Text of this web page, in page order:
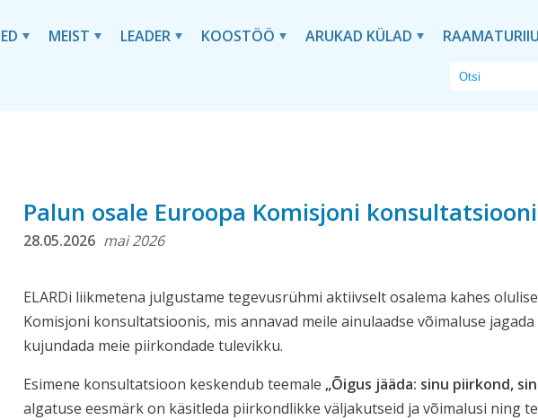
MEIST LEADER KOOSTÖÖ ARUKAD KÜLAD
Palun osale Euroopa Komisjoni
28.05.2026 mai 2026
ELARDi liikmetena julgustame tegevusrühmi aktiivselt osalema kahes
Komisjoni konsultatsioonis, mis annavad meile ainulaadse võimaluse
kujundada meie piirkondade tulevikku.
Esimene konsultatsioon keskendub teemale „Õigus jääda: sinu piirkond,
algatuse eesmärk on käsitleda piirkondlikke väljakutseid ja võimalusi ning